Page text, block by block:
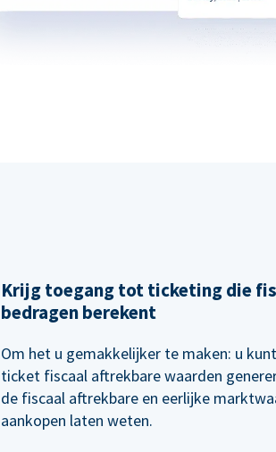
Krijg toegang tot ticketing die
bedragen berekent
Om het u gemakkelijker te maken: u
ticket fiscaal aftrekbare waarden
de fiscaal aftrekbare en eerlijke
aankopen laten weten.